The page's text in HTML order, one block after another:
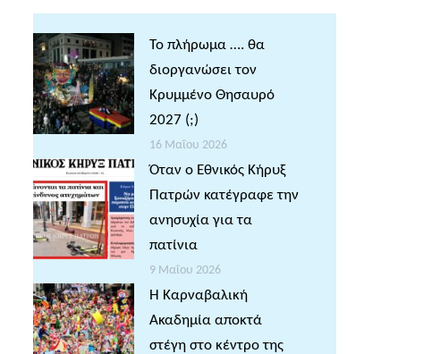
Το πλήρωμα …. θα
διοργανώσει τον
Κρυμμένο Θησαυρό
2027 (;)
16 Μαΐου 2026
Όταν ο Εθνικός Κήρυξ
Πατρών κατέγραφε την
ανησυχία για τα
πατίνια
9 Μαΐου 2026
Η Καρναβαλική
Ακαδημία αποκτά
στέγη στο κέντρο της